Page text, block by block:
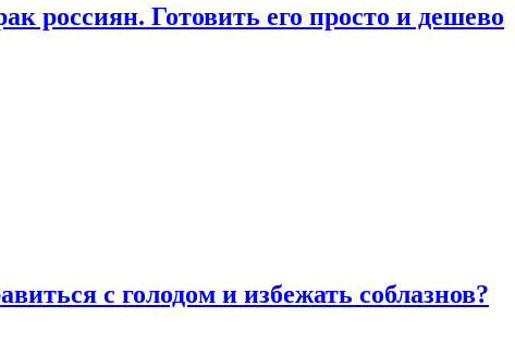
россиян. Готовить его просто и дешево
с голодом и избежать соблазнов?